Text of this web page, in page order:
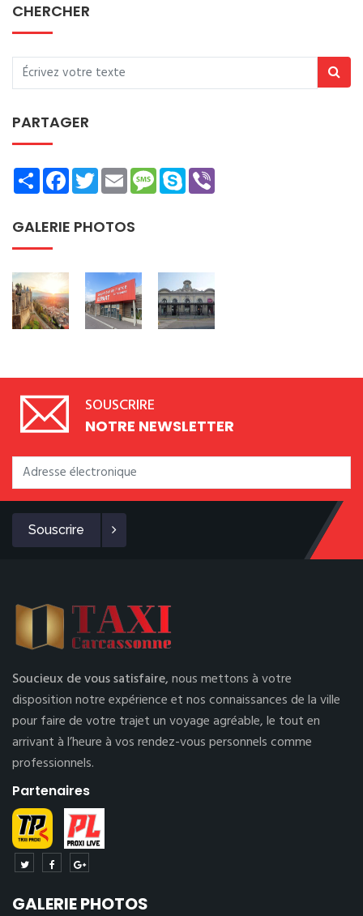
CHERCHER
PARTAGER
ShareFacebookTwitterEmailMessage
Skype
GALERIE PHOTOS
SOUSCRIRE
NOTRE NEWSLETTER
Souscrire
Soucieux de vous satisfaire,nous mettons à votre
disposition notre expérience et nos connaissances de la ville
pour faire de votre trajet un voyage agréable, le tout en
arrivant à l’heure à vos rendez-vous personnels comme
professionnels.
Partenaires
GALERIE PHOTOS